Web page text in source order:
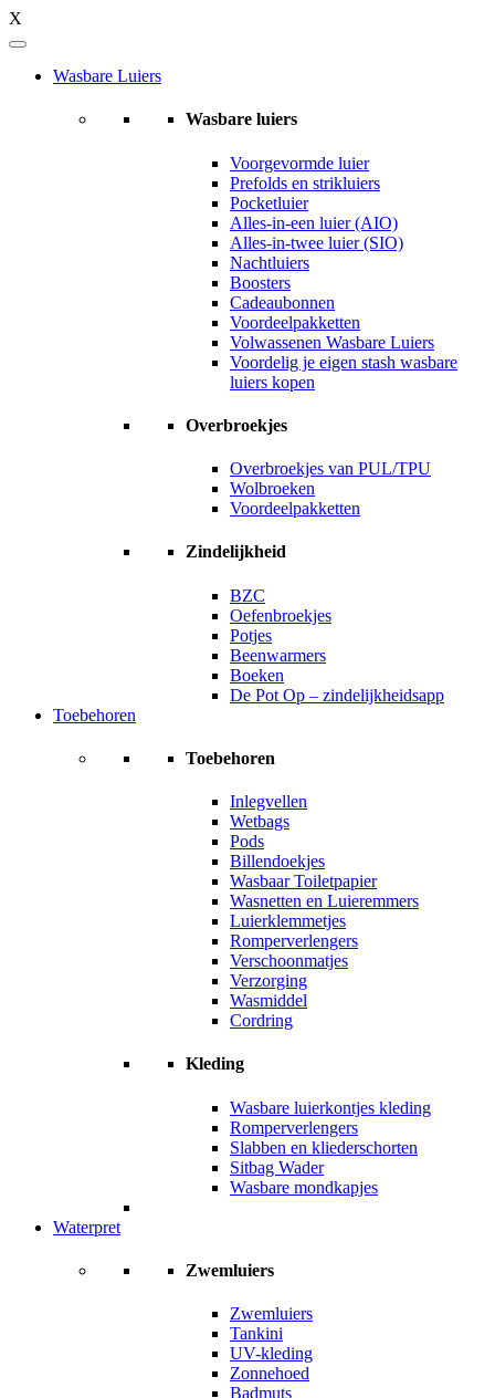
X
Wasbare Luiers
Wasbare luiers
Voorgevormde luier
Prefolds en strikluiers
Pocketluier
Alles-in-een luier (AIO)
Alles-in-twee luier (SIO)
Nachtluiers
Boosters
Cadeaubonnen
Voordeelpakketten
Volwassenen Wasbare Luiers
Voordelig je eigen stash wasbare
luiers kopen
Overbroekjes
Overbroekjes van PUL/TPU
Wolbroeken
Voordeelpakketten
Zindelijkheid
BZC
Oefenbroekjes
Potjes
Beenwarmers
Boeken
De Pot Op – zindelijkheidsapp
Toebehoren
Toebehoren
Inlegvellen
Wetbags
Pods
Billendoekjes
Wasbaar Toiletpapier
Wasnetten en Luieremmers
Luierklemmetjes
Romperverlengers
Verschoonmatjes
Verzorging
Wasmiddel
Cordring
Kleding
Wasbare luierkontjes kleding
Romperverlengers
Slabben en kliederschorten
Sitbag Wader
Wasbare mondkapjes
Waterpret
Zwemluiers
Zwemluiers
Tankini
UV-kleding
Zonnehoed
Badmuts